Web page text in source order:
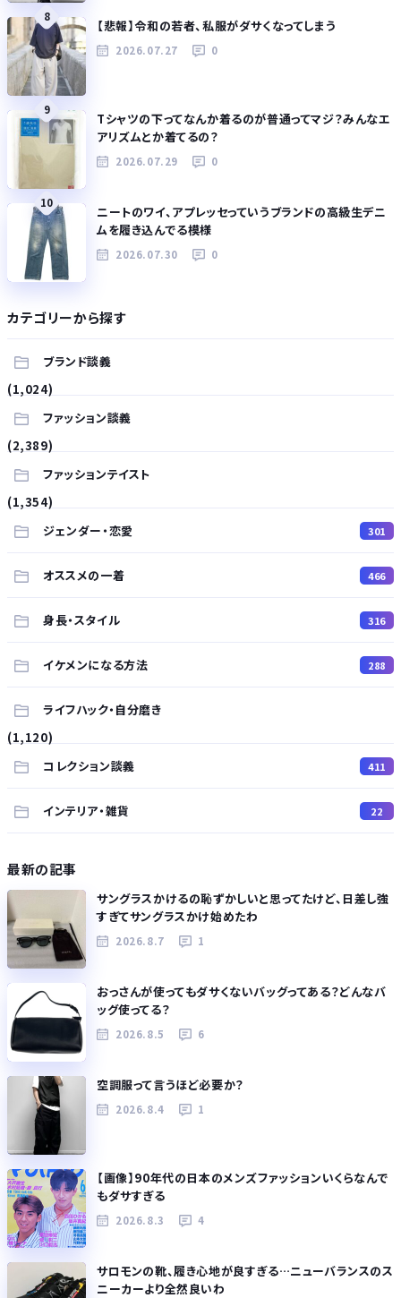
8
【悲報】令和の若者、私服がダサくなってしまう
2026.07.27 0
9
Tシャツの下ってなんか着るのが普通ってマジ？みんなエ
アリズムとか着てるの？
2026.07.29 0
10
ニートのワイ、アプレッセっていうブランドの高級生デニ
ムを履き込んでる模様
2026.07.30 0
カテゴリーから探す
ブランド談義
(1,024)
ファッション談義
(2,389)
ファッションテイスト
(1,354)
ジェンダー・恋愛
301
オススメの一着 466
身長・スタイル 316
イケメンになる方法 288
ライフハック・自分磨き
(1,120)
コレクション談義
411
インテリア・雑貨 22
最新の記事
サングラスかけるの恥ずかしいと思ってたけど、日差し強
すぎてサングラスかけ始めたわ
2026.8.7 1
おっさんが使ってもダサくないバッグってある？どんなバ
ッグ使ってる？
2026.8.5 6
空調服って言うほど必要か？
2026.8.4 1
【画像】90年代の日本のメンズファッションいくらなんで
もダサすぎる
2026.8.3 4
サロモンの靴、履き心地が良すぎる…ニューバランスのス
ニーカーより全然良いわ